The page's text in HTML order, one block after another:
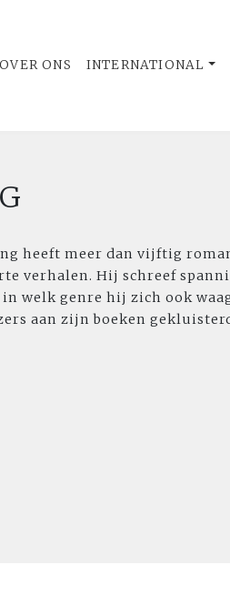
OVER ONS INTERNATIONAL
heeft meer dan vijftig
verhalen. Hij schreef
welk genre hij zich ook
aan zijn boeken